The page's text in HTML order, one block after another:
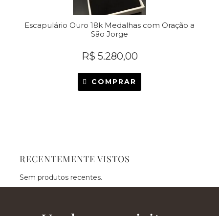
RECENTEMENTE VISTOS
Sem produtos recentes.
Escapulário Ouro 18k Medalhas com Oração a
São Jorge
R$ 5.280,00
COMPRAR